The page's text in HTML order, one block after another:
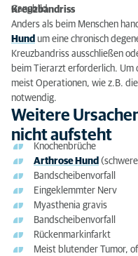
Gangbild
Kreuzbandriss
Anders als beim Menschen
Hund um eine chronisch
Kreuzbandriss ausschließen
beim Tierarzt erforderlich. Um
meist Operationen, wie z.B. die
notwendig.
Weitere
nicht aufsteht
Knochenbrüche
Arthrose Hund
Bandscheibenvorfall
Eingeklemmter Nerv
Myasthenia gravis
Bandscheibenvorfall
Rückenmarkinfarkt
Meist blutender Tumor,